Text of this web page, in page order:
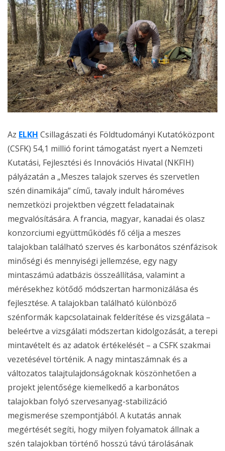
Az ELKH Csillagászati és Földtudományi Kutatóközpont
(CSFK) 54,1 millió forint támogatást nyert a Nemzeti
Kutatási, Fejlesztési és Innovációs Hivatal (NKFIH)
pályázatán a „Meszes talajok szerves és szervetlen
szén dinamikája” című, tavaly indult hároméves
nemzetközi projektben végzett feladatainak
megvalósítására. A francia, magyar, kanadai és olasz
konzorciumi együttműködés fő célja a meszes
talajokban található szerves és karbonátos szénfázisok
minőségi és mennyiségi jellemzése, egy nagy
mintaszámú adatbázis összeállítása, valamint a
mérésekhez kötődő módszertan harmonizálása és
fejlesztése. A talajokban található különböző
szénformák kapcsolatainak felderítése és vizsgálata –
beleértve a vizsgálati módszertan kidolgozását, a terepi
mintavételt és az adatok értékelését – a CSFK szakmai
vezetésével történik. A nagy mintaszámnak és a
változatos talajtulajdonságoknak köszönhetően a
projekt jelentősége kiemelkedő a karbonátos
talajokban folyó szervesanyag-stabilizáció
megismerése szempontjából. A kutatás annak
megértését segíti, hogy milyen folyamatok állnak a
szén talajokban történő hosszú távú tárolásának